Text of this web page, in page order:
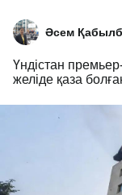
Әсем
Үндістан
желіде қаза